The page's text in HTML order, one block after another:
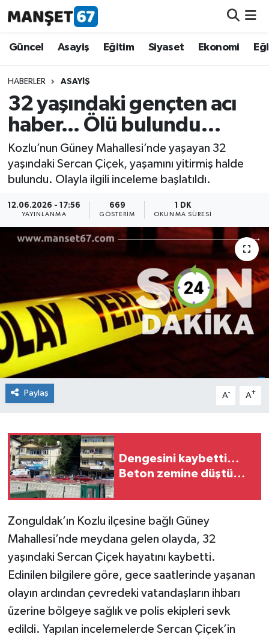
Güncel Asayiş Eğitim Siyaset Ekonomi
HABERLER ASAYIŞ
32 yaşındaki gençten acı
haber... Ölü bulundu…
Kozlu’nun Güney Mahallesi’nde yaşayan 32
yaşındaki Sercan Çiçek, yaşamını yitirmiş halde
bulundu. Olayla ilgili inceleme başlatıldı.
12.06.2026 - 17:56
YAYINLANMA
669
GÖSTERIM
1 DK
OKUNMA SÜRESI
Paylaş A- A+
Dengesini kaybetti…
Beton zemine düştü…
Zonguldak’ın Kozlu ilçesine bağlı Güney
Mahallesi’nde meydana gelen olayda, 32
yaşındaki Sercan Çiçek hayatını kaybetti.
Edinilen bilgilere göre, gece saatlerinde yaşanan
olayın ardından çevredeki vatandaşların ihbarı
üzerine bölgeye sağlık ve polis ekipleri sevk
edildi. Yapılan incelemelerde Sercan Çiçek’in
Güncel
Asayiş
Siyaset
Eğitim
Kültür-Sanat
Mizah
Röportaj
Teknoloji